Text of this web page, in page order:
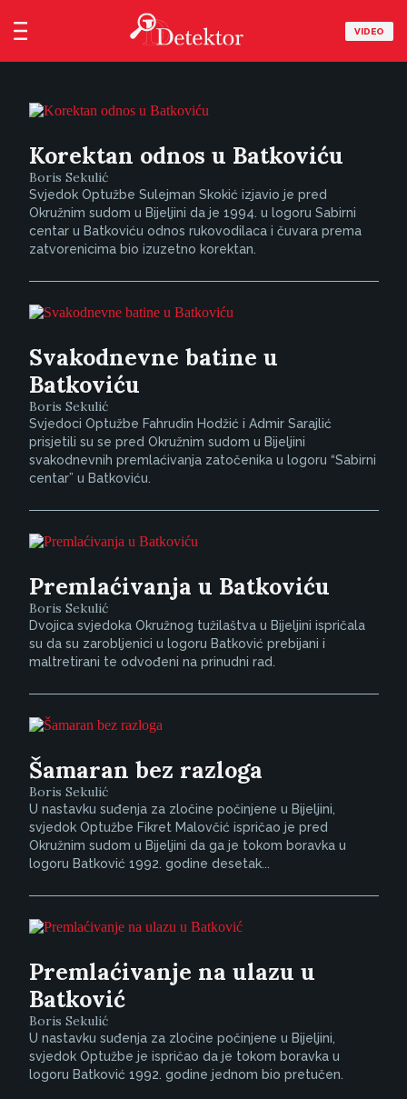
VIDEO
Korektan odnos u Batkoviću
Boris Sekulić
Svjedok Optužbe Sulejman Skokić izjavio je pred
Okružnim sudom u Bijeljini da je 1994. u logoru Sabirni
centar u Batkoviću odnos rukovodilaca i čuvara prema
zatvorenicima bio izuzetno korektan.
Svakodnevne batine u
Batkoviću
Boris Sekulić
Svjedoci Optužbe Fahrudin Hodžić i Admir Sarajlić
prisjetili su se pred Okružnim sudom u Bijeljini
svakodnevnih premlaćivanja zatočenika u logoru “Sabirni
centar” u Batkoviću.
Premlaćivanja u Batkoviću
Boris Sekulić
Dvojica svjedoka Okružnog tužilaštva u Bijeljini ispričala
su da su zarobljenici u logoru Batković prebijani i
maltretirani te odvođeni na prinudni rad.
Šamaran bez razloga
Boris Sekulić
U nastavku suđenja za zločine počinjene u Bijeljini,
svjedok Optužbe Fikret Malovčić ispričao je pred
Okružnim sudom u Bijeljini da ga je tokom boravka u
logoru Batković 1992. godine desetak...
Premlaćivanje na ulazu u
Batković
Boris Sekulić
U nastavku suđenja za zločine počinjene u Bijeljini,
svjedok Optužbe je ispričao da je tokom boravka u
logoru Batković 1992. godine jednom bio pretučen.